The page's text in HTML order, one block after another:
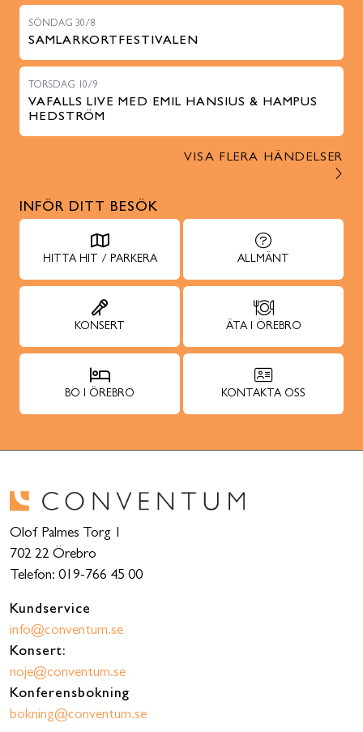
SÖNDAG 30/8
SAMLARKORTFESTIVALEN
TORSDAG 10/9
VAFALLS LIVE MED EMIL HANSIUS & HAMPUS
HEDSTRÖM
VISA FLERA HÄNDELSER
INFÖR DITT BESÖK
HITTA HIT / PARKERA ALLMÄNT
KONSERT ÄTA I ÖREBRO
BO I ÖREBRO KONTAKTA OSS
Olof Palmes Torg 1
702 22 Örebro
Telefon: 019-766 45 00
Kundservice
info@conventum.se
Konsert:
noje@conventum.se
Konferensbokning
bokning@conventum.se